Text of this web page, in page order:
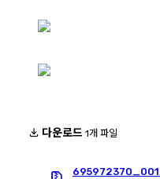
다운로드 1개 파일